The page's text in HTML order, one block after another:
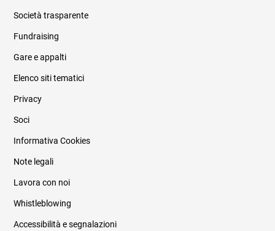
Informazioni legali e trasparenza
Società trasparente
Fundraising
Gare e appalti
Elenco siti tematici
Privacy
Soci
Informativa Cookies
Note legali
Lavora con noi
Whistleblowing
Accessibilità e segnalazioni